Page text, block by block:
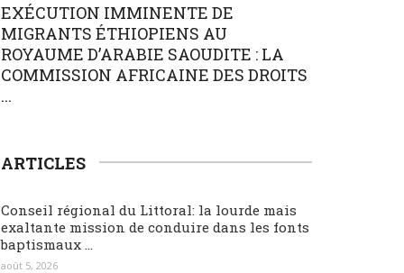
EXÉCUTION IMMINENTE DE
MIGRANTS ÉTHIOPIENS AU
ROYAUME D’ARABIE SAOUDITE : LA
COMMISSION AFRICAINE DES DROITS
...
ARTICLES
Conseil régional du Littoral: la lourde mais
exaltante mission de conduire dans les fonts
baptismaux ...
août 5, 2026